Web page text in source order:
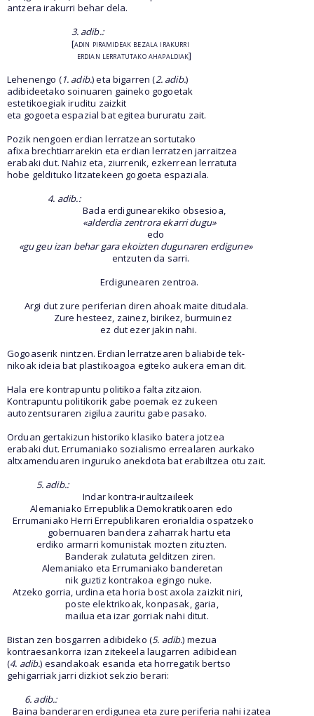
antzera irakurri behar dela.
3. adib.:
[adin piramideak bezala irakurri
erdian lerratutako ahapaldiak]
Lehenengo (1. adib.) eta bigarren (2. adib.)
adibideetako soinuaren gaineko gogoetak
estetikoegiak iruditu zaizkit
eta gogoeta espazial bat egitea bururatu zait.
Pozik nengoen erdian lerratzean sortutako
afixa brechtiarrarekin eta erdian lerratzen jarraitzea
erabaki dut. Nahiz eta, ziurrenik, ezkerrean lerratuta
hobe geldituko litzatekeen gogoeta espaziala.
4. adib.:
Bada erdigunearekiko obsesioa,
«alderdia zentrora ekarri dugu»
edo
«gu geu izan behar gara ekoizten dugunaren erdigune»
entzuten da sarri.
Erdigunearen zentroa.
Argi dut zure periferian diren ahoak maite ditudala.
Zure hesteez, zainez, birikez, burmuinez
ez dut ezer jakin nahi.
Gogoaserik nintzen. Erdian lerratzearen baliabide tek-
nikoak ideia bat plastikoagoa egiteko aukera eman dit.
Hala ere kontrapuntu politikoa falta zitzaion.
Kontrapuntu politikorik gabe poemak ez zukeen
autozentsuraren zigilua zauritu gabe pasako.
Orduan gertakizun historiko klasiko batera jotzea
erabaki dut. Errumaniako sozialismo errealaren aurkako
altxamenduaren inguruko anekdota bat erabiltzea otu zait.
5. adib.:
Indar kontra-iraultzaileek
Alemaniako Errepublika Demokratikoaren edo
Errumaniako Herri Errepublikaren erorialdia ospatzeko
gobernuaren bandera zaharrak hartu eta
erdiko armarri komunistak mozten zituzten.
Banderak zulatuta gelditzen ziren.
Alemaniako eta Errumaniako banderetan
nik guztiz kontrakoa egingo nuke.
Atzeko gorria, urdina eta horia bost axola zaizkit niri,
poste elektrikoak, konpasak, garia,
mailua eta izar gorriak nahi ditut.
Bistan zen bosgarren adibideko (5. adib.) mezua
kontraesankorra izan zitekeela laugarren adibidean
(4. adib.) esandakoak esanda eta horregatik bertso
gehigarriak jarri dizkiot sekzio berari:
6. adib.:
Baina banderaren erdigunea eta zure periferia nahi izatea